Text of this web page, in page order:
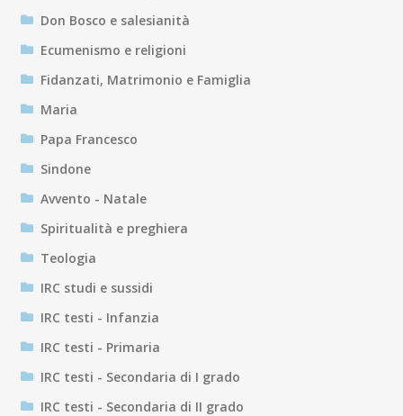
Don Bosco e salesianità
Ecumenismo e religioni
Fidanzati, Matrimonio e Famiglia
Maria
Papa Francesco
Sindone
Avvento - Natale
Spiritualità e preghiera
Teologia
IRC studi e sussidi
IRC testi - Infanzia
IRC testi - Primaria
IRC testi - Secondaria di I grado
IRC testi - Secondaria di II grado